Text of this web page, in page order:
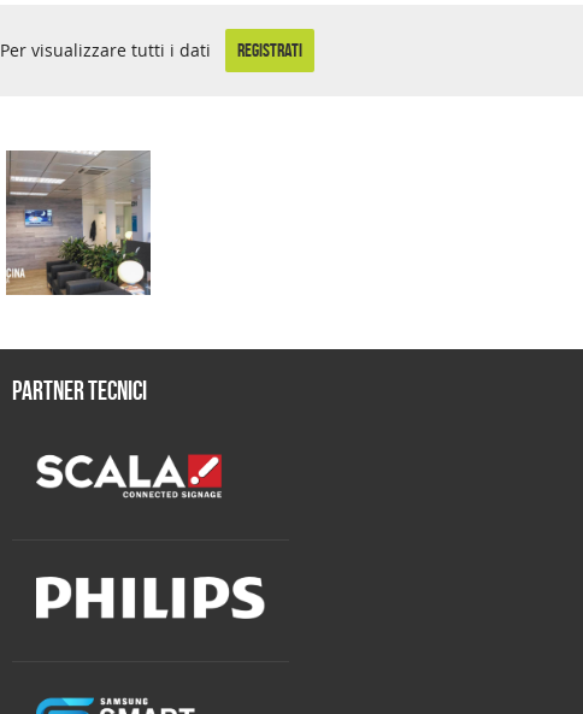
Per visualizzare tutti i dati REGISTRATI
Partner tecnici